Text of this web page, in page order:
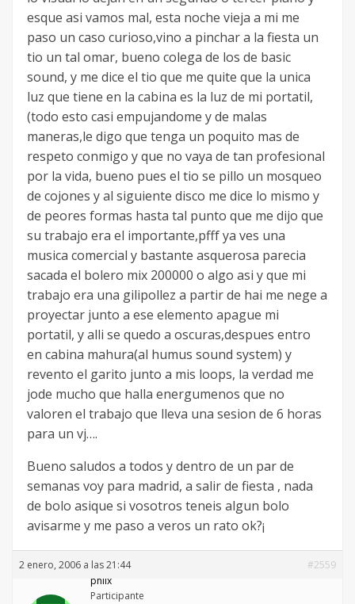
esque asi vamos mal, esta noche vieja a mi me
paso un caso curioso,vino a pinchar a la fiesta un
tio un tal omar, bueno colega de los de basic
sound, y me dice el tio que me quite que la unica
luz que tiene en la cabina es la luz de mi portatil,
(todo esto casi empujandome y de malas
maneras,le digo que tenga un poquito mas de
respeto conmigo y que no vaya de tan profesional
por la vida, bueno pues el tio se pillo un mosqueo
de cojones y al siguiente disco me dice lo mismo y
de peores formas hasta tal punto que me dijo que
su trabajo era el importante,pfff ya ves una
musica comercial y bastante asquerosa parecia
sacada el bolero mix 200000 o algo asi y que mi
trabajo era una gilipollez a partir de hai me nege a
proyectar junto a ese elemento apague mi
portatil, y alli se quedo a oscuras,despues entro
en cabina mahura(al humus sound system) y
revento el garito junto a mis loops, la verdad me
jode mucho que halla energumenos que no
valoren el trabajo que lleva una sesion de 6 horas
para un vj….
Bueno saludos a todos y dentro de un par de
semanas voy para madrid, a salir de fiesta , nada
de bolo asique si vosotros teneis algun bolo
avisarme y me paso a veros un rato ok?¡
2 enero, 2006 a las 21:44
#2559
philx
Participante